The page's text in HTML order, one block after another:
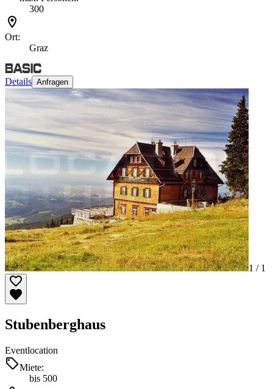
300
Ort:
Graz
Details Anfragen
1 / 1
Stubenberghaus
Eventlocation
Miete:
bis 500